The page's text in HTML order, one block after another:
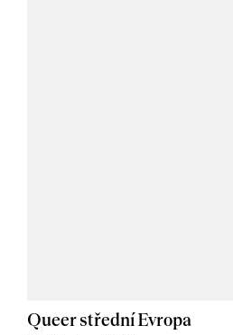
Queer střední Evropa